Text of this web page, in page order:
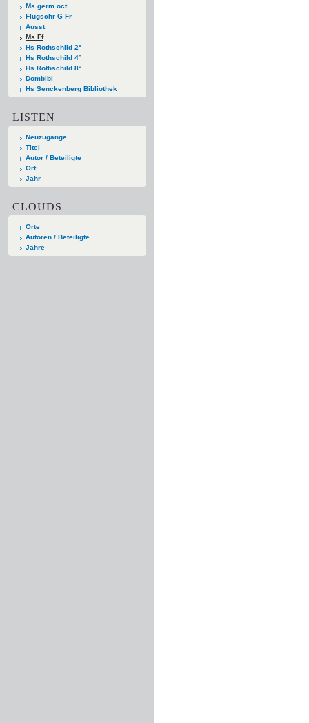
Ms germ oct
Flugschr G Fr
Ausst
Ms Ff
Hs Rothschild 2°
Hs Rothschild 4°
Hs Rothschild 8°
Dombibl
Hs Senckenberg Bibliothek
LISTEN
Neuzugänge
Titel
Autor / Beteiligte
Ort
Jahr
CLOUDS
Orte
Autoren / Beteiligte
Jahre